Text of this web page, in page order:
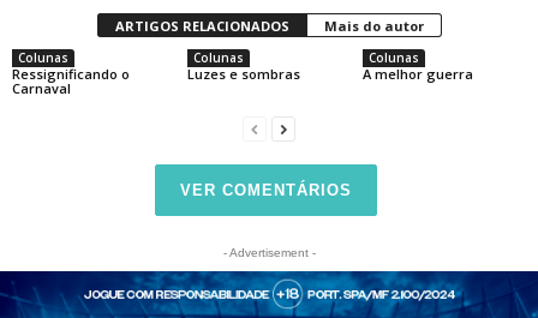
ARTIGOS RELACIONADOS Mais do autor
Colunas
Ressignificando o
Carnaval
Colunas
Luzes e sombras
Colunas
A melhor guerra
VER COMENTÁRIOS
- Advertisement -